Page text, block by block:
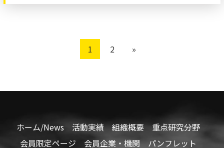
1 2 »
ホーム/News 活動実績 組織概要
重点研究分野
会員限定ページ
会員企業・機関 パンフレット